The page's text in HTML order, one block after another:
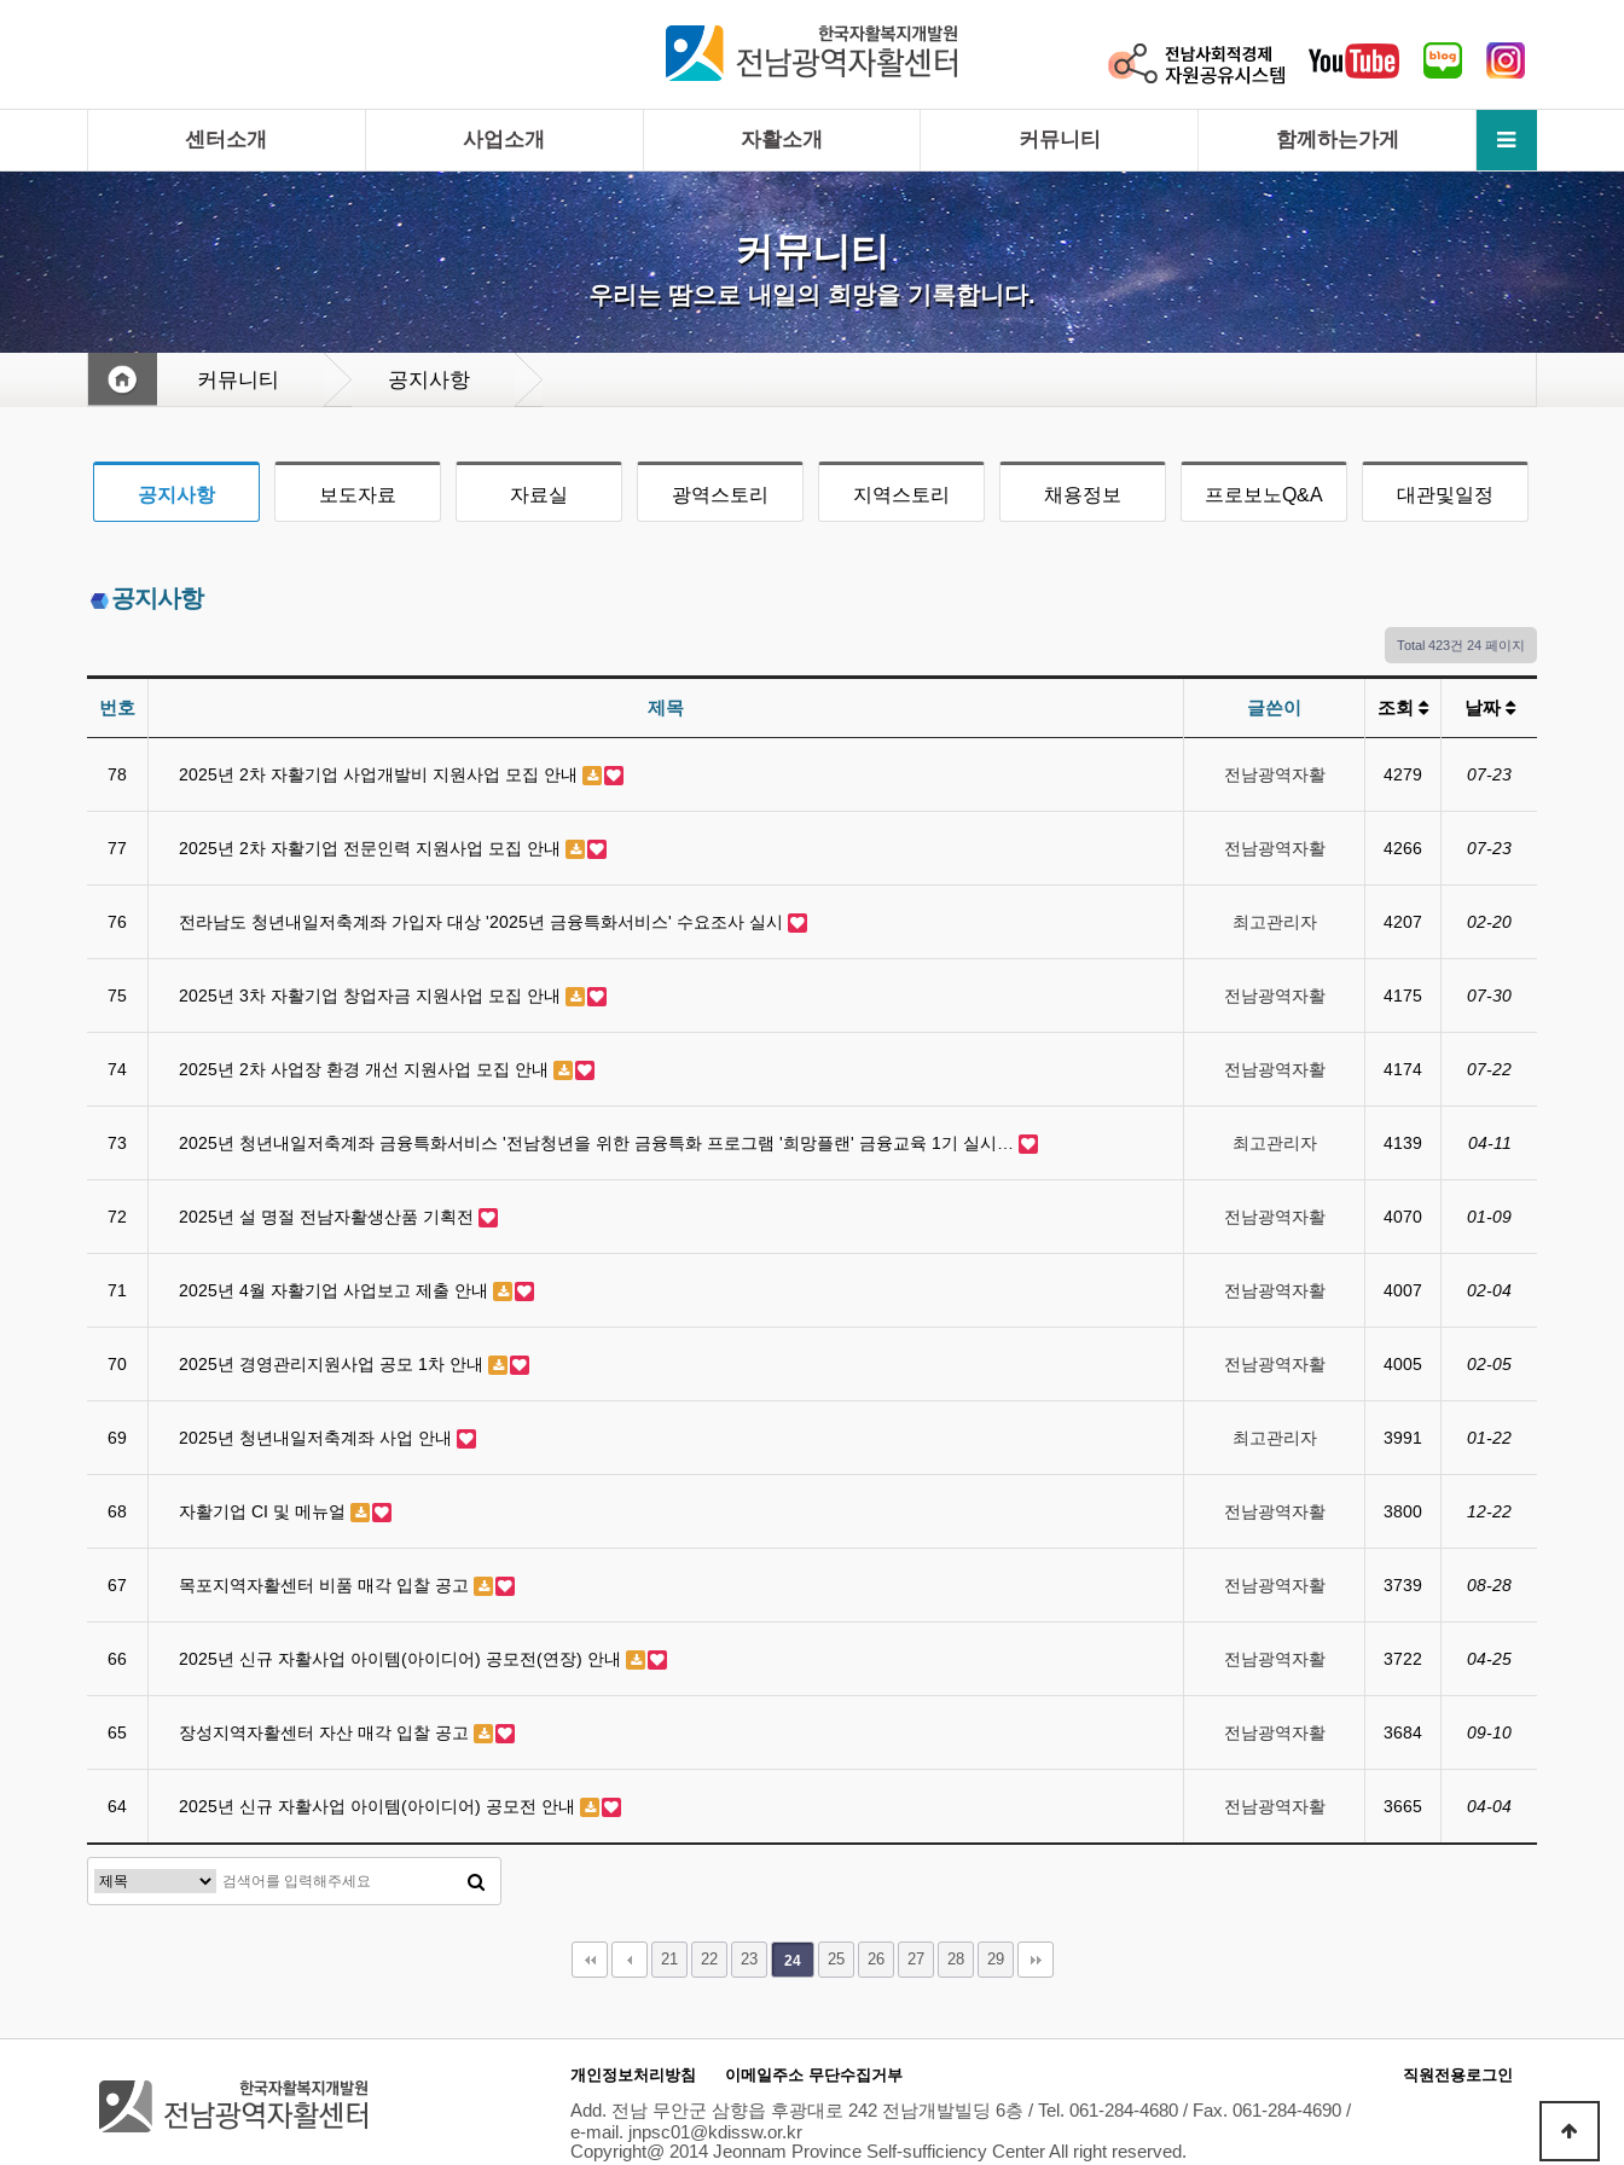
센터소개 사업소개 자활소개 커뮤니티 함께하는가게
커뮤니티 공지사항
커뮤니티
우리는 땀으로 내일의 희망을 기록합니다.
공지사항 보도자료 자료실 광역스토리 지역스토리 채용정보 프로보노Q&A 대관및일정
공지사항
Total 423건 24 페이지
번호 제목 글쓴이 조회 날짜
78 2025년 2차 자활기업 사업개발비 지원사업 모집 안내 전남광역자활 4279 07-23
77 2025년 2차 자활기업 전문인력 지원사업 모집 안내 전남광역자활 4266 07-23
76 전라남도 청년내일저축계좌 가입자 대상 '2025년 금융특화서비스' 수요조사 실시 최고관리자 4207 02-20
75 2025년 3차 자활기업 창업자금 지원사업 모집 안내 전남광역자활 4175 07-30
74 2025년 2차 사업장 환경 개선 지원사업 모집 안내 전남광역자활 4174 07-22
73 2025년 청년내일저축계좌 금융특화서비스 '전남청년을 위한 금융특화 프로그램 '희망플랜' 금융교육 1기 실시… 최고관리자 4139 04-11
72 2025년 설 명절 전남자활생산품 기획전 전남광역자활 4070 01-09
71 2025년 4월 자활기업 사업보고 제출 안내 전남광역자활 4007 02-04
70 2025년 경영관리지원사업 공모 1차 안내 전남광역자활 4005 02-05
69 2025년 청년내일저축계좌 사업 안내 최고관리자 3991 01-22
68 자활기업 CI 및 메뉴얼 전남광역자활 3800 12-22
67 목포지역자활센터 비품 매각 입찰 공고 전남광역자활 3739 08-28
66 2025년 신규 자활사업 아이템(아이디어) 공모전(연장) 안내 전남광역자활 3722 04-25
65 장성지역자활센터 자산 매각 입찰 공고 전남광역자활 3684 09-10
64 2025년 신규 자활사업 아이템(아이디어) 공모전 안내 전남광역자활 3665 04-04
21 22 23 24 25 26 27 28 29
개인정보처리방침 이메일주소 무단수집거부 직원전용로그인
Add. 전남 무안군 삼향읍 후광대로 242 전남개발빌딩 6층 / Tel. 061-284-4680 / Fax. 061-284-4690 /
e-mail. jnpsc01@kdissw.or.kr
Copyright@ 2014 Jeonnam Province Self-sufficiency Center All right reserved.